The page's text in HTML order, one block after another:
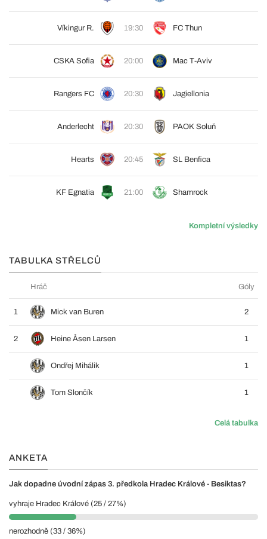
Víkingur R. 19:30 FC Thun
CSKA Sofia 20:00 Mac T-Aviv
Rangers FC 20:30 Jagiellonia
Anderlecht 20:30 PAOK Soluň
Hearts 20:45 SL Benfica
KF Egnatia 21:00 Shamrock
Kompletní výsledky
TABULKA STŘELCŮ
Hráč Góly
1 Mick van Buren 2
2 Heine Åsen Larsen 1
Ondřej Mihálik 1
Tom Slončík 1
Celá tabulka
ANKETA
Jak dopadne úvodní zápas 3. předkola Hradec Králové - Besiktas?
vyhraje Hradec Králové (25 / 27%)
nerozhodně (33 / 36%)